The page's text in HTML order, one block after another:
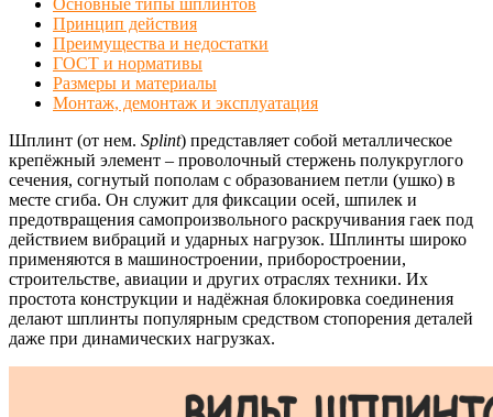
Принцип действия
Преимущества и недостатки
ГОСТ и нормативы
Размеры и материалы
Монтаж, демонтаж и эксплуатация
Шплинт (от нем. Splint) представляет собой металлическое
крепёжный элемент – проволочный стержень полукруглого
сечения, согнутый пополам с образованием петли (ушко) в
месте сгиба. Он служит для фиксации осей, шпилек и
предотвращения самопроизвольного раскручивания гаек под
действием вибраций и ударных нагрузок. Шплинты широко
применяются в машиностроении, приборостроении,
строительстве, авиации и других отраслях техники. Их
простота конструкции и надёжная блокировка соединения
делают шплинты популярным средством стопорения деталей
даже при динамических нагрузках.